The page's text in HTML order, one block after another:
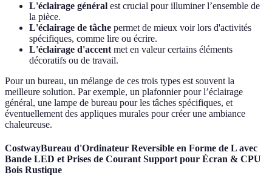
L'éclairage général est crucial pour illuminer l’ensemble de
la pièce.
L'éclairage de tâche permet de mieux voir lors d'activités
spécifiques, comme lire ou écrire.
L'éclairage d'accent met en valeur certains éléments
décoratifs ou de travail.
Pour un bureau, un mélange de ces trois types est souvent la
meilleure solution. Par exemple, un plafonnier pour l’éclairage
général, une lampe de bureau pour les tâches spécifiques, et
éventuellement des appliques murales pour créer une ambiance
chaleureuse.
CostwayBureau d'Ordinateur Reversible en Forme de L avec
Bande LED et Prises de Courant Support pour Écran & CPU
Bois Rustique